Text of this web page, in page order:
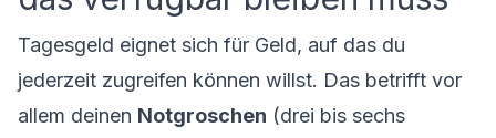
Tagesgeld eignet sich für Geld, auf das du
jederzeit zugreifen können willst. Das betrifft vor
allem deinen Notgroschen (drei bis sechs